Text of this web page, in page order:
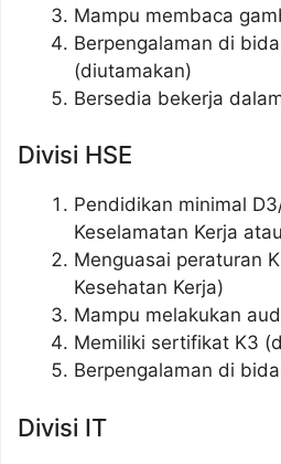
Mampu membaca
Berpengalaman di
(diutamakan)
Bersedia bekerja
Divisi HSE
Pendidikan minimal
Keselamatan Kerja
Menguasai peraturan
Kesehatan Kerja)
Mampu melakukan
Memiliki sertifikat K3
Berpengalaman di
Divisi IT